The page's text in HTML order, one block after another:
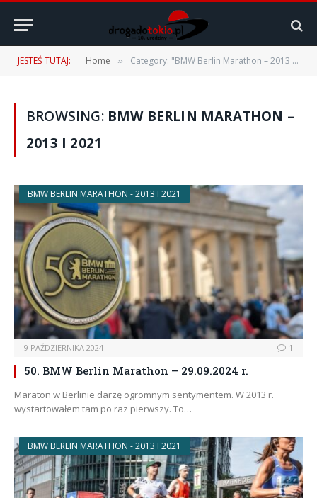
JESTEŚ TUTAJ: Home » Category: "BMW Berlin Marathon – 2013 i 2021"
BROWSING: BMW BERLIN MARATHON –
2013 I 2021
BMW BERLIN MARATHON - 2013 I 2021
9 PAŹDZIERNIKA 2024 1
50. BMW Berlin Marathon – 29.09.2024 r.
Maraton w Berlinie darzę ogromnym sentymentem. W 2013 r.
wystartowałem tam po raz pierwszy. To…
BMW BERLIN MARATHON - 2013 I 2021